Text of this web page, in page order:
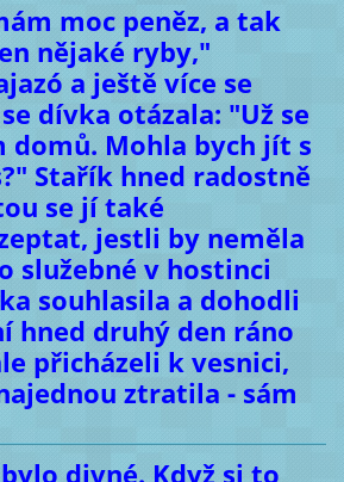
moc peněz, a tak
nějaké ryby,"
a ještě více se
dívka otázala: "Už se
domů. Mohla bych jít s
Stařík hned radostně
se jí také
jestli by neměla
služebné v hostinci
souhlasila a dohodli
hned druhý den ráno
přicházeli k vesnici,
ztratila - sám